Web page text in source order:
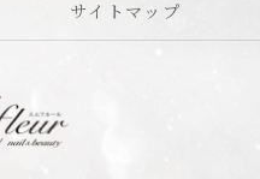
サイトマップ